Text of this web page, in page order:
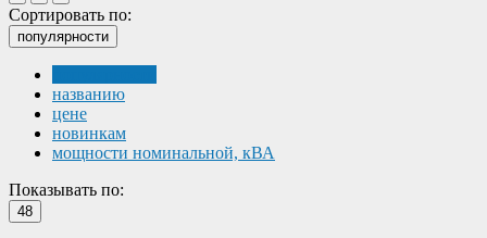
Сортировать по:
популярности
названию
цене
новинкам
мощности номинальной, кВА
Показывать по:
48